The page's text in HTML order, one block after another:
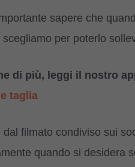
sapere che
scegliamo per poterlo
di più, leggi il nostro
taglia
filmato condiviso sui
quando si desidera